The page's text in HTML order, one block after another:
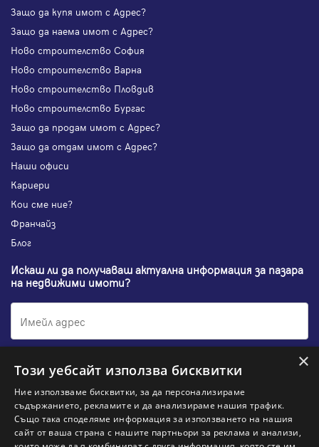
Защо да купя имот с Адрес?
Защо да наема имот с Адрес?
Ново строителство София
Ново строителство Варна
Ново строителство Пловдив
Ново строителство Бургас
Защо да продам имот с Адрес?
Защо да отдам имот с Адрес?
Наши офиси
Кариери
Кои сме ние?
Франчайз
Блог
Искаш ли да получаваш актуална информация за пазара
на недвижими имоти?
Абонирам се
НАЙ-ПОПУЛЯРНИ ТЪРСЕНИЯ:
×
Този уебсайт използва бисквитки
Ние използваме бисквитки, за да персонализираме
съдържанието, рекламите и да анализираме нашия трафик.
Също така споделяме информация за използването на нашия
сайт от ваша страна с нашите партньори за реклама и анализи,